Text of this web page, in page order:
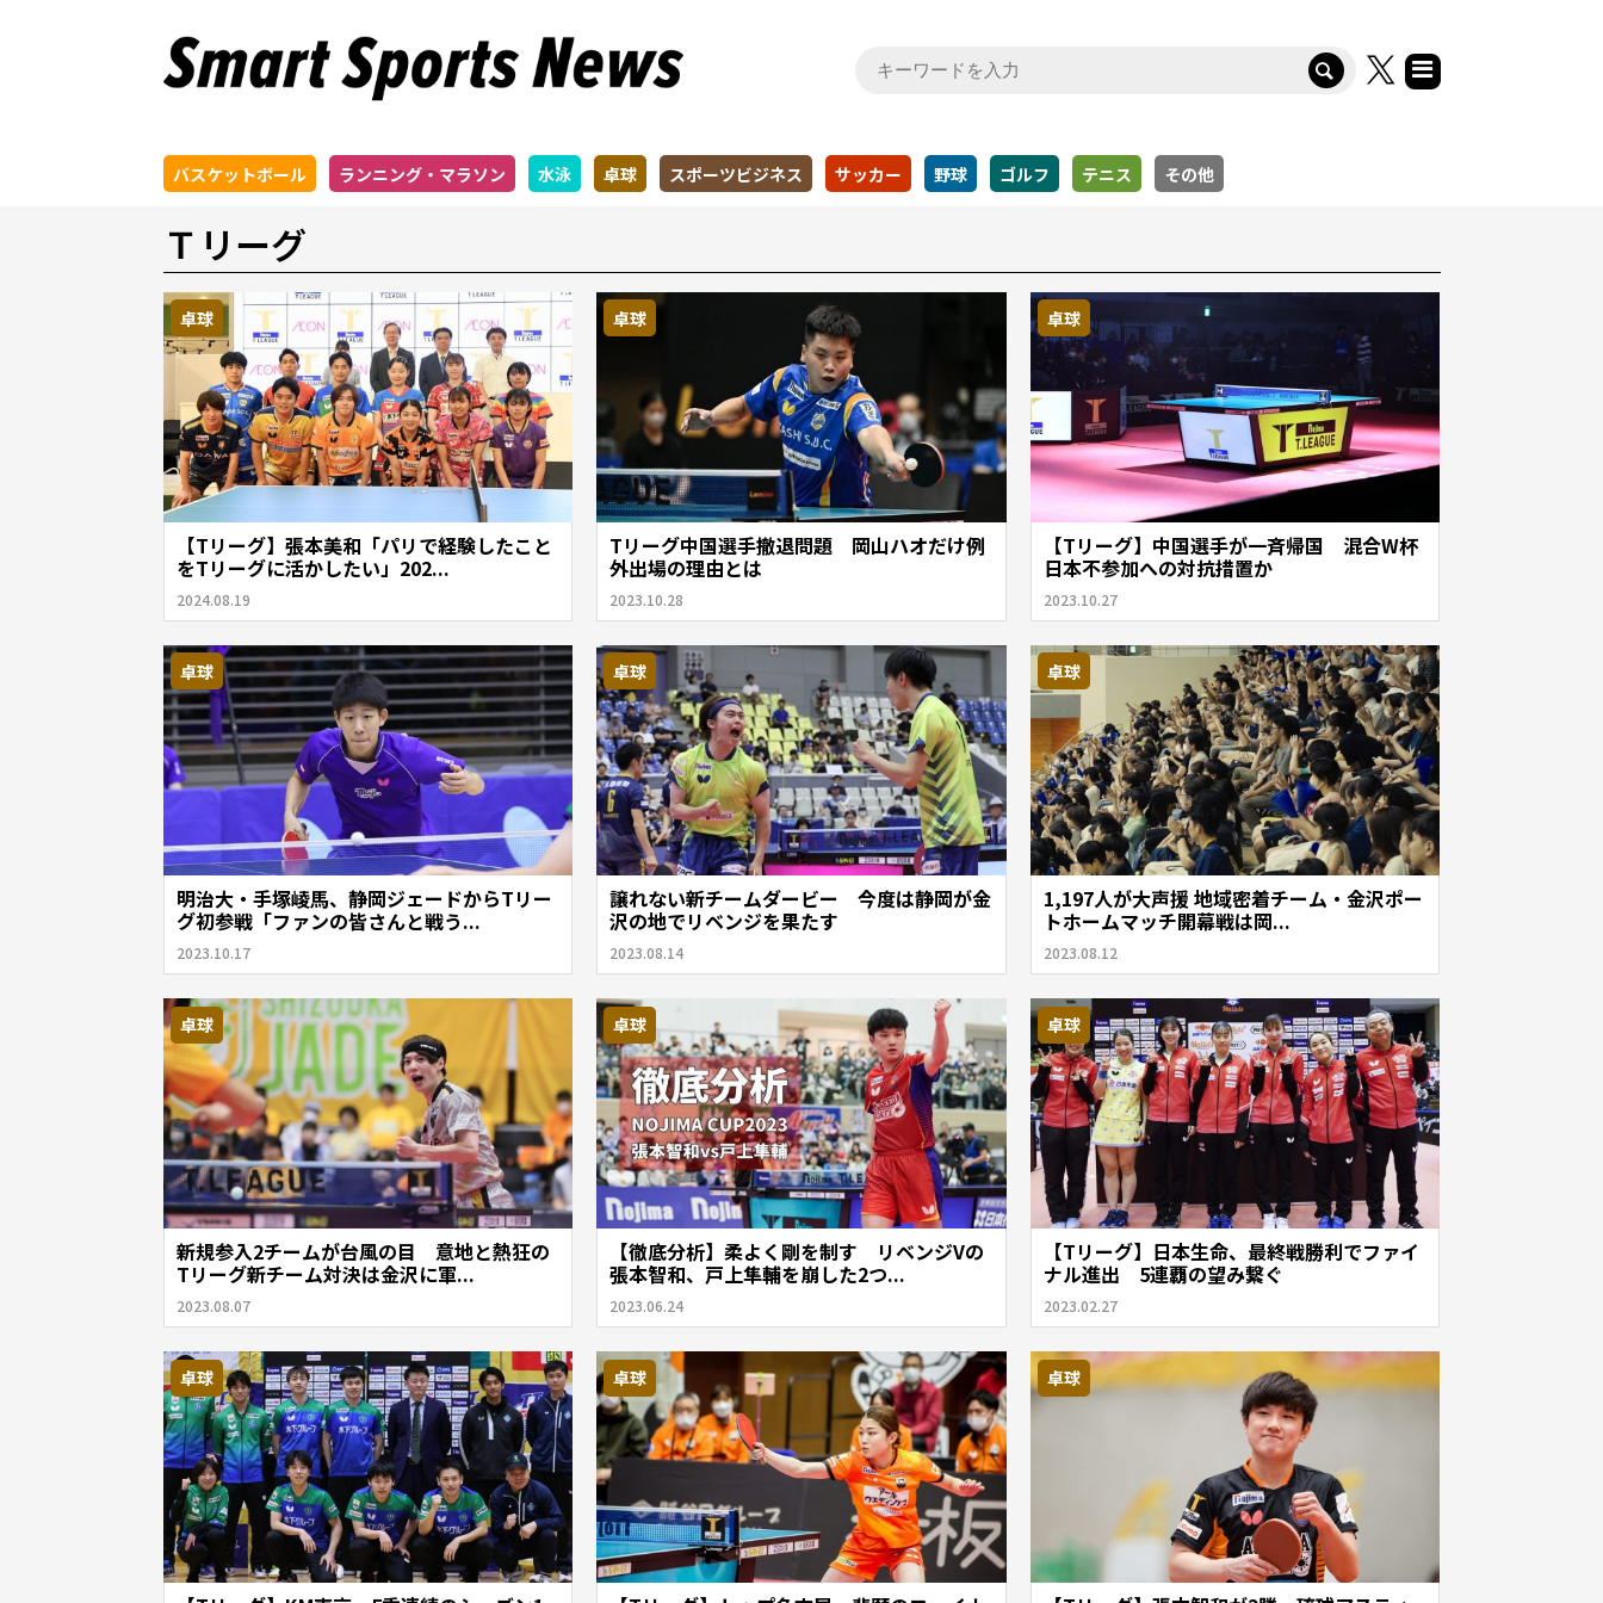
バスケットボール ランニング・マラソン 水泳 卓球 スポーツビジネス サッカー 野球 ゴルフ テニス その他
Ｔリーグ
卓球
【Tリーグ】張本美和「パリで経験したこと
をTリーグに活かしたい」202...
2024.08.19
卓球
Tリーグ中国選手撤退問題 岡山ハオだけ例
外出場の理由とは
2023.10.28
卓球
【Tリーグ】中国選手が一斉帰国 混合W杯
日本不参加への対抗措置か
2023.10.27
卓球
明治大・手塚崚馬、静岡ジェードからTリー
グ初参戦「ファンの皆さんと戦う...
2023.10.17
卓球
譲れない新チームダービー 今度は静岡が金
沢の地でリベンジを果たす
2023.08.14
卓球
1,197人が大声援 地域密着チーム・金沢ポー
トホームマッチ開幕戦は岡...
2023.08.12
卓球
新規参入2チームが台風の目 意地と熱狂の
Tリーグ新チーム対決は金沢に軍...
2023.08.07
卓球
【徹底分析】柔よく剛を制す リベンジVの
張本智和、戸上隼輔を崩した2つ...
2023.06.24
卓球
【Tリーグ】日本生命、最終戦勝利でファイ
ナル進出 5連覇の望み繋ぐ
2023.02.27
卓球 卓球 卓球